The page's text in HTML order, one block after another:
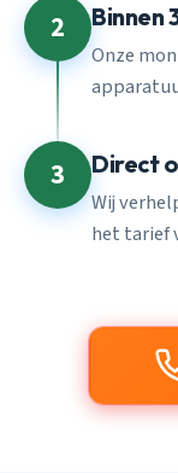
2 Binnen
Onze
3 Direct
Wij
het tarief